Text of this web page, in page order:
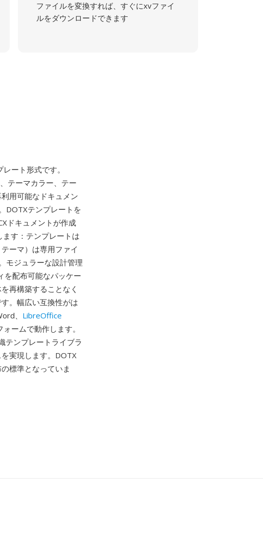
ファイルを変換すれば、すぐにxvファイ
ルをダウンロードできます
ート形式です。
テーマカラー、テー
用可能なドキュメン
DOTXテンプレートを
ドキュメントが作成
す：テンプレートは
ーマ）は専用ファイ
モジュラーな設計管理
配布可能なパッケー
再構築することなく
。幅広い互換性がは
、 LibreOffice
ームで動作します。
テンプレートライブラ
実現します。DOTX
標準となっていま